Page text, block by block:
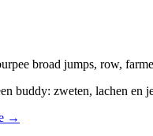
broad jumps, row,
buddy: zweten, lachen en
→